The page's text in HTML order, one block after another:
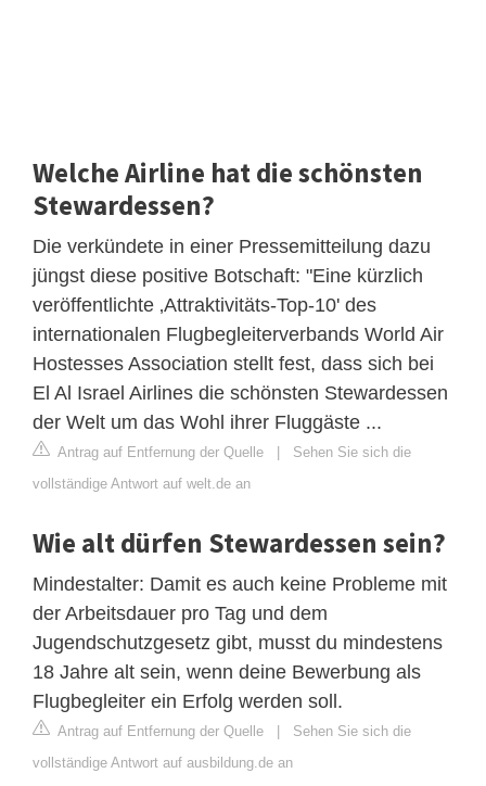
Welche Airline hat die schönsten
Stewardessen?
Die verkündete in einer Pressemitteilung dazu
jüngst diese positive Botschaft: "Eine kürzlich
veröffentlichte ‚Attraktivitäts-Top-10' des
internationalen Flugbegleiterverbands World Air
Hostesses Association stellt fest, dass sich bei
El Al Israel Airlines die schönsten Stewardessen
der Welt um das Wohl ihrer Fluggäste ...
Antrag auf Entfernung der Quelle | Sehen Sie sich die
vollständige Antwort auf welt.de an
Wie alt dürfen Stewardessen sein?
Mindestalter: Damit es auch keine Probleme mit
der Arbeitsdauer pro Tag und dem
Jugendschutzgesetz gibt, musst du mindestens
18 Jahre alt sein, wenn deine Bewerbung als
Flugbegleiter ein Erfolg werden soll.
Antrag auf Entfernung der Quelle | Sehen Sie sich die
vollständige Antwort auf ausbildung.de an